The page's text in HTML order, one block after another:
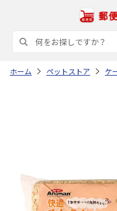
ホーム ペットストア ケ